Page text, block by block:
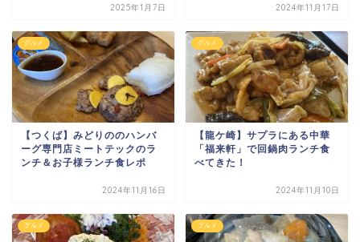
2025年1月7日 2024年11月17日
グルメ
【つくば】みどりののハンバ
ーグ専門店ミートテックのラ
ンチ＆お子様ランチ食レポ
2024年11月16日
グルメ
【龍ケ崎】サプラにある中華
「福来軒」で回鍋肉ランチ食
べてきた！
2024年11月10日
グルメ グルメ